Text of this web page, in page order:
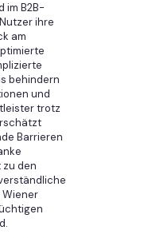
im B2B-
ihre
am
behindern
und
trotz
Barrieren
den